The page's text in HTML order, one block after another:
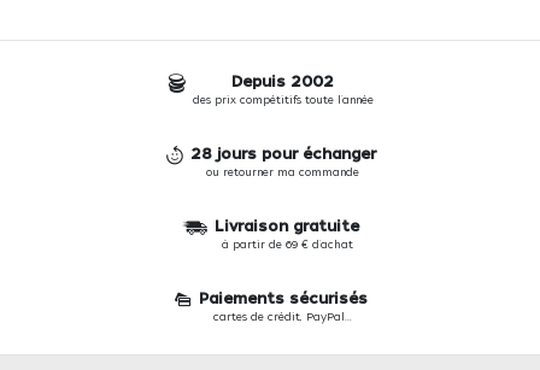
Depuis 2002
des prix compétitifs toute l'année
28 jours pour échanger
ou retourner ma commande
Livraison gratuite
à partir de 69 € d'achat
Paiements sécurisés
cartes de crédit, PayPal...